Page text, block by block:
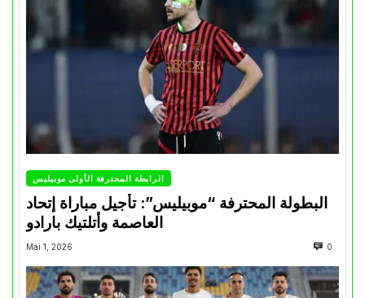
الرابطة المحترفة الأولى موبيليس
البطولة المحترفة “موبيليس”: تأجيل مباراة إتحاد
العاصمة وأتلتيك بارادو
Mai 1, 2026 0